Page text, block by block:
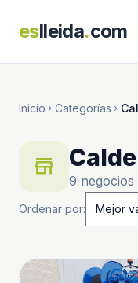
eslleida.com
Inicio chevron_right Categorías chevron_right
store 9 negocios
Ordenar por: